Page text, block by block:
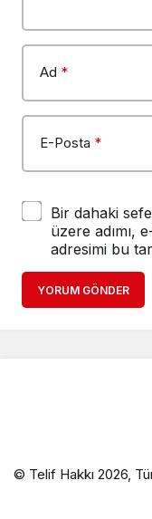
Ad *
E-Posta *
Bir dahaki
üzere adımı,
adresimi bu
YORUM GÖNDER
© Telif Hakkı 2026,